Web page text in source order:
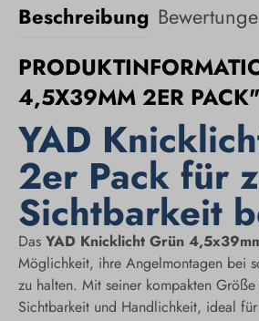
Beschreibung
4,5X39MM 2ER PACK"
YAD
2er Pack für
Sichtbarkeit
Das YAD Knicklicht Grün
Möglichkeit, ihre Angelmontagen bei
zu halten. Mit seiner kompakten
Sichtbarkeit und Handlichkeit, ideal